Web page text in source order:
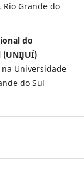
Rio Grande do
do
Universidade
do Sul